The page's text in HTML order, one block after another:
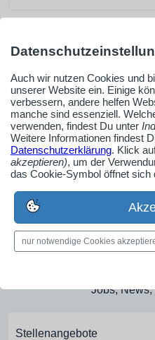
Ob Solo-Selbsständiger,
Industrieunternehmen
Erstelle jetzt ein gratis
jetzt registrieren
Bilder,
Jobs,
Stellenangebote
Auch wir nutzen Cookies und
unserer Website ein. Einige
verbessern, andere helfen
manche sind essenziell.
verwenden, findest Du unter
Weitere Informationen findest
Datenschutzerklärung. Klick
akzeptieren), um der
das Cookie-Symbol öffnet sich
nur notwendige Cookies